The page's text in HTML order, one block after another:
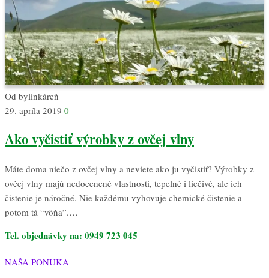
Od bylinkáreň
29. apríla 2019 0
Ako vyčistiť výrobky z ovčej vlny
Máte doma niečo z ovčej vlny a neviete ako ju vyčistiť? Výrobky z
ovčej vlny majú nedocenené vlastnosti, tepelné i liečivé, ale ich
čistenie je náročné. Nie každému vyhovuje chemické čistenie a
potom tá “vôňa”.…
Tel. objednávky na: 0949 723 045
NAŠA PONUKA